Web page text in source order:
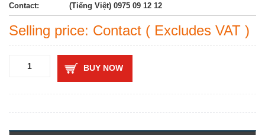
Contact: (Tiếng Việt) 0975 09 12 12
Selling price: Contact ( Excludes VAT )
BUY NOW